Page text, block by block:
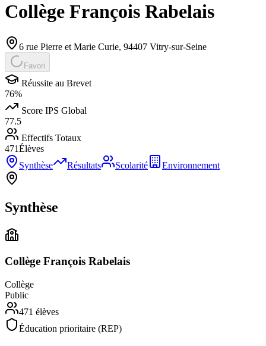
Collège François Rabelais
6 rue Pierre et Marie Curie, 94407 Vitry-sur-Seine
Favori
Réussite au Brevet
76%
Score IPS Global
77.5
Effectifs Totaux
471Élèves
Synthèse
Résultats Scolarité Environnement
Synthèse
Collège François Rabelais
Collège
Public
471 élèves
Éducation prioritaire (REP)